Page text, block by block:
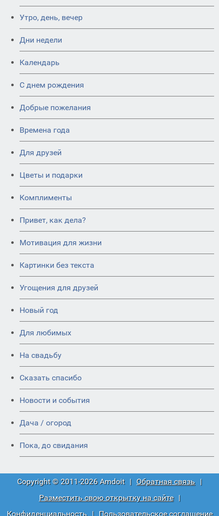
Утро, день, вечер
Дни недели
Календарь
C днем рождения
Добрые пожелания
Времена года
Для друзей
Цветы и подарки
Комплименты
Привет, как дела?
Мотивация для жизни
Картинки без текста
Угощения для друзей
Новый год
Для любимых
На свадьбу
Сказать спасибо
Новости и события
Дача / огород
Пока, до свидания
Copyright © 2011-2026 Amdoit | Обратная связь |
Разместить свою открытку на сайте
|
Конфиденциальность
| Пользовательское соглашение